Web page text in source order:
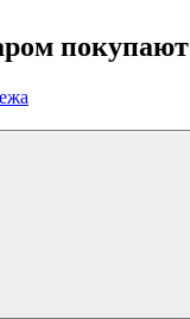
покупают